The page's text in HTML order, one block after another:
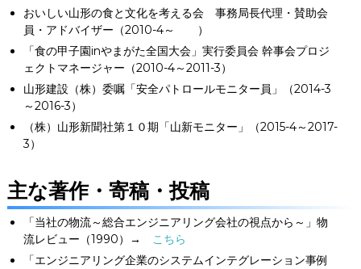
おいしい山形の食と文化を考える会 事務局長代理・賛助会
員・アドバイザー（2010-4～ ）
「食の甲子園inやまがた全国大会」実行委員会 幹事会プロジ
ェクトマネージャー（2010-4～2011-3）
山形建設（株）委嘱「安全パトロールモニター員」（2014-3
～2016-3）
（株）山形新聞社第１０期「山新モニター」（2015-4～2017-
3）
主な著作・寄稿・投稿
「当社の物流～総合エンジニアリング会社の視点から～」物
流レビュー（1990）→ こちら
「エンジニアリング企業のシステムインテグレーション事例